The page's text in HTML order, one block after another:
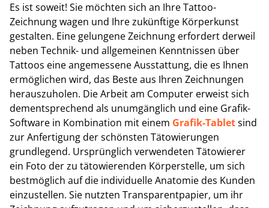
Es ist soweit! Sie möchten sich an Ihre Tattoo-
Zeichnung wagen und Ihre zukünftige Körperkunst
gestalten. Eine gelungene Zeichnung erfordert derweil
neben Technik- und allgemeinen Kenntnissen über
Tattoos eine angemessene Ausstattung, die es Ihnen
ermöglichen wird, das Beste aus Ihren Zeichnungen
herauszuholen. Die Arbeit am Computer erweist sich
dementsprechend als unumgänglich und eine Grafik-
Software in Kombination mit einem Grafik-Tabletsind
zur Anfertigung der schönsten Tätowierungen
grundlegend. Ursprünglich verwendeten Tätowierer
ein Foto der zu tätowierenden Körperstelle, um sich
bestmöglich auf die individuelle Anatomie des Kunden
einzustellen. Sie nutzten Transparentpapier, um ihr